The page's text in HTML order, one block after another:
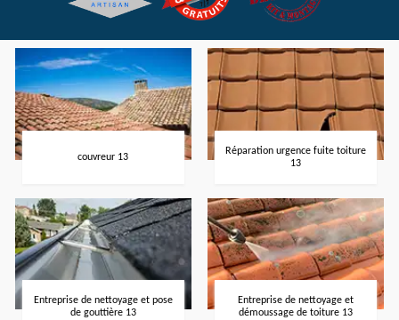
couvreur 13
Réparation urgence fuite toiture
13
Entreprise de nettoyage et pose
de gouttière 13
Entreprise de nettoyage et
démoussage de toiture 13